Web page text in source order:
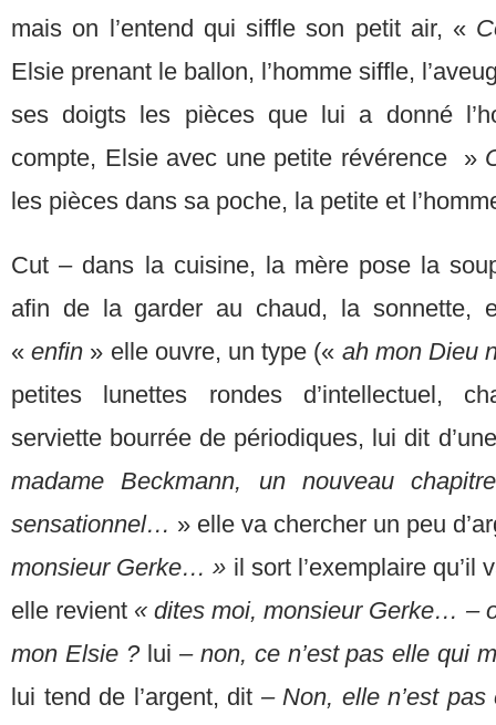
mais on l’entend qui siffle son petit air, «
Elsie prenant le ballon, l’homme siffle,
ses doigts les pièces que lui a donné
compte, Elsie avec une petite révérence »
les pièces dans sa poche, la petite et
Cut – dans la cuisine, la mère pose la
afin de la garder au chaud, la sonnette,
«enfin » elle ouvre, un type (« ah mon Dieu
petites lunettes rondes d’intellectuel,
serviette bourrée de périodiques, lui dit
madame Beckmann, un nouveau
sensationnel… » elle va chercher un peu
monsieur Gerke… » il sort l’exemplaire qu’il
elle revient « dites moi, monsieur Gerke… –
mon Elsie ? lui – non, ce n’est pas elle qui
lui tend de l’argent, dit – Non, elle n’est